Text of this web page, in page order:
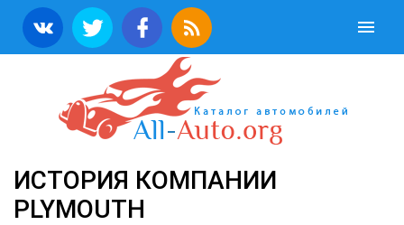
ИСТОРИЯ КОМПАНИИ
PLYMOUTH